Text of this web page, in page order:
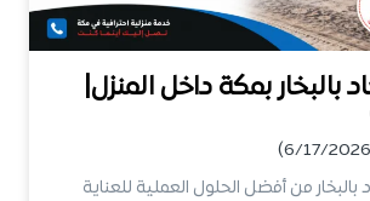
بمكة داخل المنزل|
من أفضل الحلول العملية للعناية